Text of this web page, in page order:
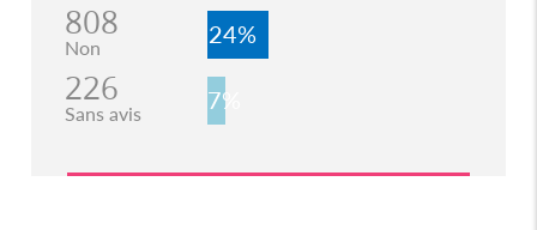
808
Non 24%
226
Sans avis 7%